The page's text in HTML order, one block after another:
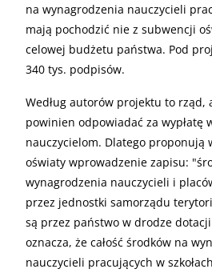
na wynagrodzenia nauczycieli
mają pochodzić nie z subwencji
celowej budżetu państwa. Pod
340 tys. podpisów.
Według autorów projektu to rząd,
powinien odpowiadać za wypłatę
nauczycielom. Dlatego proponują
oświaty wprowadzenie zapisu:
wynagrodzenia nauczycieli i
przez jednostki samorządu
są przez państwo w drodze
oznacza, że całość środków na
nauczycieli pracujących w